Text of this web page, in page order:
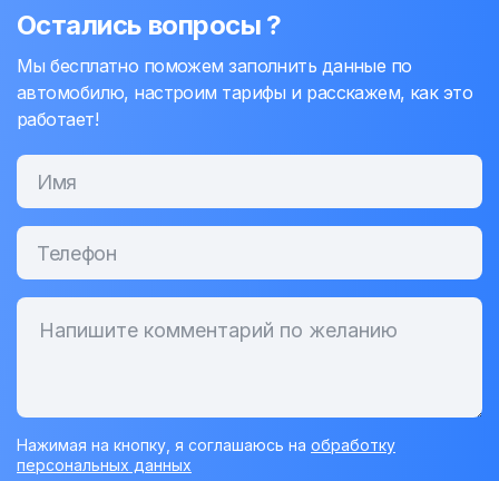
Остались вопросы ?
Мы бесплатно поможем заполнить данные по
автомобилю, настроим тарифы и расскажем, как это
работает!
Нажимая на кнопку, я соглашаюсь на обработку
персональных данных